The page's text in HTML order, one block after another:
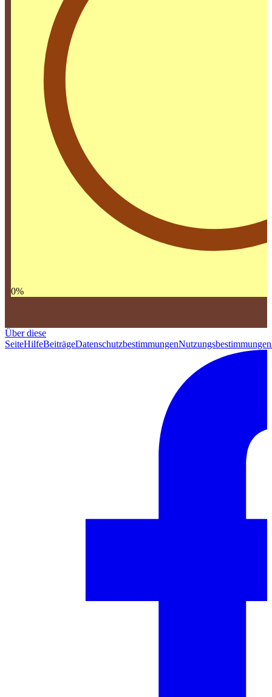
0%
Über diese
SeiteHilfeBeiträgeDatenschutzbestimmungenNutzungsbestimmungen